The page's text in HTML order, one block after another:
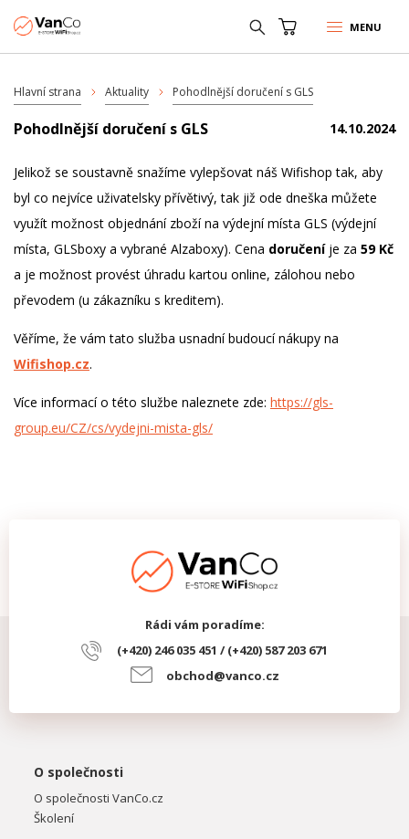
MENU
Hlavní strana Aktuality Pohodlnější doručení s GLS
Pohodlnější doručení s GLS 14.10.2024
Jelikož se soustavně snažíme vylepšovat náš Wifishop tak, aby
byl co nejvíce uživatelsky přívětivý, tak již ode dneška můžete
využít možnost objednání zboží na výdejní místa GLS (výdejní
místa, GLSboxy a vybrané Alzaboxy). Cena doručeníje za 59 Kč
a je možnost provést úhradu kartou online, zálohou nebo
převodem (u zákazníku s kreditem).
Věříme, že vám tato služba usnadní budoucí nákupy na
Wifishop.cz.
Více informací o této službe naleznete zde: https://gls-
group.eu/CZ/cs/vydejni-mista-gls/
Rádi vám poradíme:
(+420) 246 035 451 / (+420) 587 203 671
obchod@vanco.cz
O společnosti
O společnosti VanCo.cz
Školení